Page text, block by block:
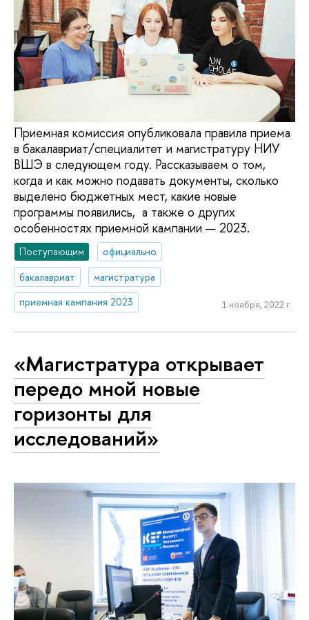
Приемная комиссия опубликовала правила приема
в бакалавриат/специалитет и магистратуру НИУ
ВШЭ в следующем году. Рассказываем о том,
когда и как можно подавать документы, сколько
выделено бюджетных мест, какие новые
программы появились, а также о других
особенностях приемной кампании — 2023.
Поступающим
официально
бакалавриат
магистратура
приемная кампания 2023
1 ноября, 2022 г.
«Магистратура открывает
передо мной новые
горизонты для
исследований»